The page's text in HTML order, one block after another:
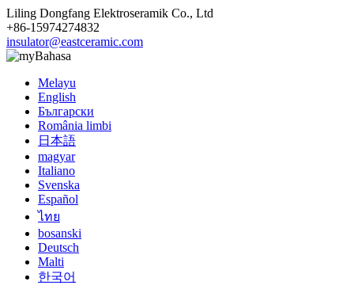
Liling Dongfang Elektroseramik Co., Ltd
+86-15974274832
insulator@eastceramic.com
Bahasa
Melayu
English
Български
România limbi
日本語
magyar
Italiano
Svenska
Español
ไทย
bosanski
Deutsch
Malti
한국어